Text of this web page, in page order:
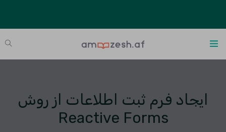
ایجاد فرم ثبت اطلاعات از روش
Reactive Forms